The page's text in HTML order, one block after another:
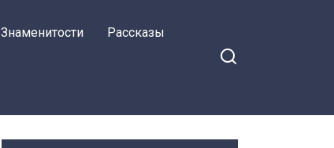
Знаменитости Рассказы— сказала дочь